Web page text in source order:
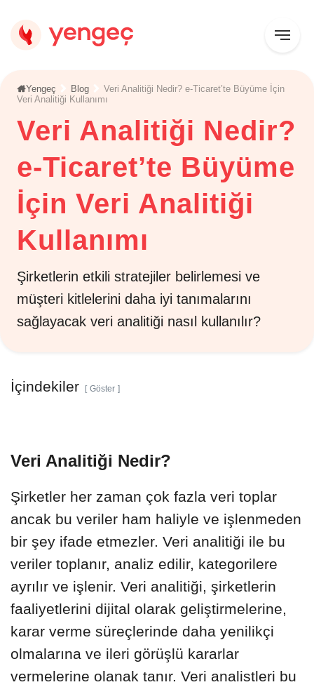
Yengeç Blog
Veri Analitiği Nedir? e-Ticaret’te Büyüme İçin
Veri Analitiği Kullanımı
Veri Analitiği Nedir?
e-Ticaret’te Büyüme
İçin Veri Analitiği
Kullanımı
Şirketlerin etkili stratejiler belirlemesi ve
müşteri kitlelerini daha iyi tanımalarını
sağlayacak veri analitiği nasıl kullanılır?
Veri Analitiği Nedir?
Şirketler her zaman çok fazla veri toplar
ancak bu veriler ham haliyle ve işlenmeden
bir şey ifade etmezler. Veri analitiği ile bu
veriler toplanır, analiz edilir, kategorilere
ayrılır ve işlenir. Veri analitiği, şirketlerin
faaliyetlerini dijital olarak geliştirmelerine,
karar verme süreçlerinde daha yenilikçi
olmalarına ve ileri görüşlü kararlar
vermelerine olanak tanır. Veri analistleri bu
İçindekiler Göster